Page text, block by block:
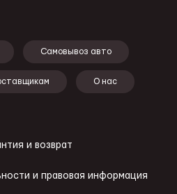
Самовывоз авто
О нас
и возврат
и правовая информация